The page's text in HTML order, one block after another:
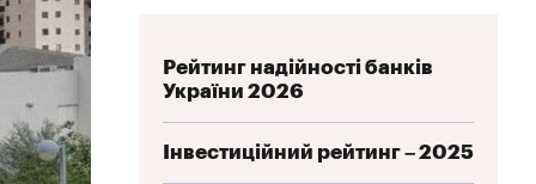
Рейтинг надійності банків
України 2026
Інвестиційний рейтинг – 2025